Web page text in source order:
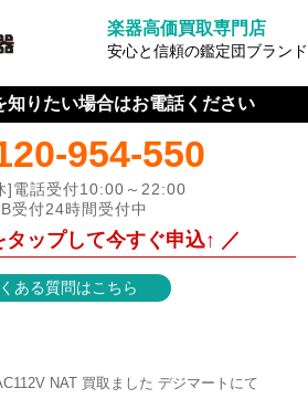
楽器高価買取専門店
安心と信頼の鑑定団ブランド
知りたい場合はお電話ください
954-550
]電話受付10:00～22:00
受付24時間受付中
タップして今すぐ申込↑ ／
ある質問はこちら
NAT 買取ました デジマートにて